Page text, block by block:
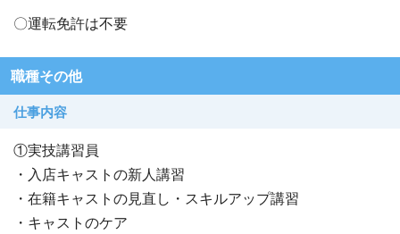
〇運転免許は不要
職種その他
仕事内容
①実技講習員
・入店キャストの新人講習
・在籍キャストの見直し・スキルアップ講習
・キャストのケア